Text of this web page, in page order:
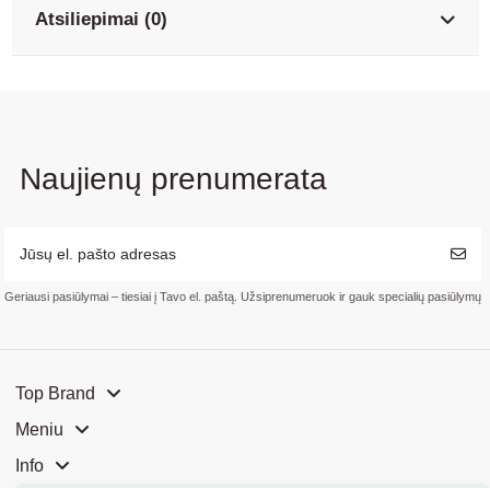
Atsiliepimai (0)
Naujienų prenumerata
Geriausi pasiūlymai – tiesiai į Tavo el. paštą. Užsiprenumeruok ir gauk specialių pasiūlymų
Top Brand
Meniu
Info